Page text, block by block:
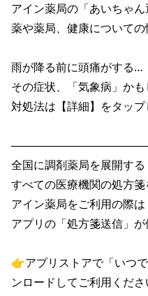
アイン薬局の「あいちゃ
薬や薬局、健康についての
雨が降る前に頭痛がする…
その症状、「気象病」か
対処法は【詳細】をタッ
全国に調剤薬局を展開する
すべての医療機関の処方箋
アイン薬局をご利用の際は
アプリの「処方箋送信」が
👉アプリストアで「いつ
ンロードしてご利用くださ